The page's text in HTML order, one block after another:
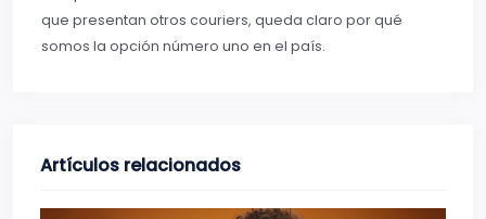
que presentan otros couriers, queda claro por qué
somos la opción número uno en el país.
Artículos relacionados